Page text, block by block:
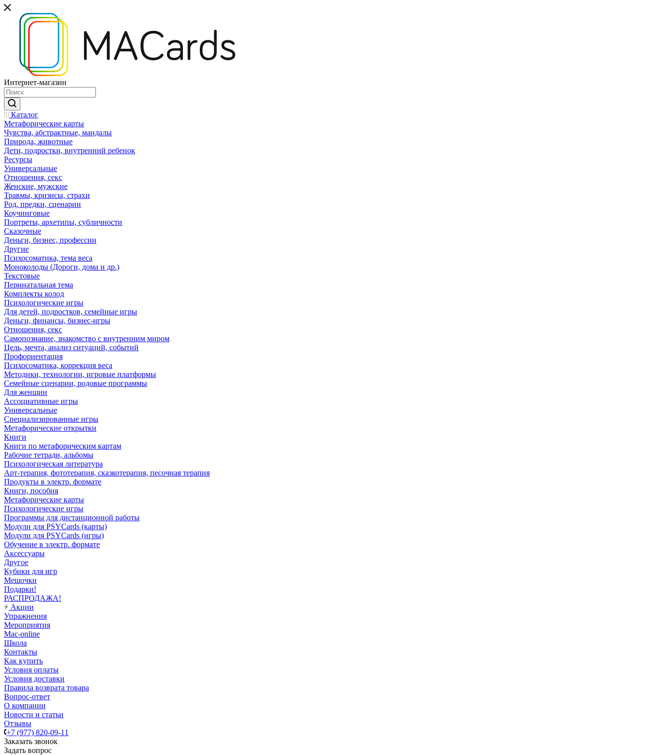
Интернет-магазин
Каталог
Mетафорические карты
Чувства, абстрактные, мандалы
Природа, животные
Дети, подростки, внутренний ребенок
Ресурсы
Универсальные
Отношения, секс
Женские, мужские
Травмы, кризисы, страхи
Род, предки, сценарии
Коучинговые
Портреты, архетипы, субличности
Сказочные
Деньги, бизнес, профессии
Другие
Психосоматика, тема веса
Моноколоды (Дороги, дома и др.)
Текстовые
Перинатальная тема
Комплекты колод
Психологические игры
Для детей, подростков, семейные игры
Деньги, финансы, бизнес-игры
Отношения, секс
Самопознание, знакомство с внутренним миром
Цель, мечта, анализ ситуаций, событий
Профориентация
Психосоматика, коррекция веса
Методики, технологии, игровые платформы
Семейные сценарии, родовые программы
Для женщин
Ассоциативные игры
Универсальные
Специализированные игры
Метафорические открытки
Книги
Книги по метафорическим картам
Рабочие тетради, альбомы
Психологическая литература
Арт-терапия, фототерапия, сказкотерапия, песочная терапия
Продукты в электр. формате
Книги, пособия
Метафорические карты
Психологические игры
Программы для дистанционной работы
Модули для PSYCards (карты)
Модули для PSYCards (игры)
Обучение в электр. формате
Аксессуары
Другое
Кубики для игр
Мешочки
Подарки!
РАСПРОДАЖА!
Акции
Упражнения
Мероприятия
Mac-online
Школа
Контакты
Как купить
Условия оплаты
Условия доставки
Правила возврата товара
Вопрос-ответ
О компании
Новости и статьи
Отзывы
+7 (977) 820-09-11
Заказать звонок
Задать вопрос